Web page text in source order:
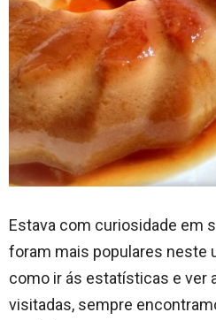
Estava com curiosidade em
foram mais populares neste
como ir ás estatísticas e ver
visitadas, sempre